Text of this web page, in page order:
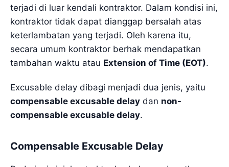
terjadi di luar kendali kontraktor. Dalam kondisi ini,
kontraktor tidak dapat dianggap bersalah atas
keterlambatan yang terjadi. Oleh karena itu,
secara umum kontraktor berhak mendapatkan
tambahan waktu atau Extension of Time (EOT).
Excusable delay dibagi menjadi dua jenis, yaitu
compensable excusable delay dan non-
compensable excusable delay.
Compensable Excusable Delay